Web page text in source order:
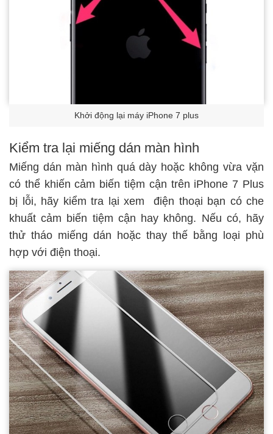
Khởi động lại máy iPhone 7 plus
Kiểm tra lại miếng dán màn hình
Miếng dán màn hình quá dày hoặc không vừa vặn
có thể khiến cảm biến tiệm cận trên iPhone 7 Plus
bị lỗi, hãy kiểm tra lại xem điện thoại bạn có che
khuất cảm biến tiệm cận hay không. Nếu có, hãy
thử tháo miếng dán hoặc thay thế bằng loại phù
hợp với điện thoại.